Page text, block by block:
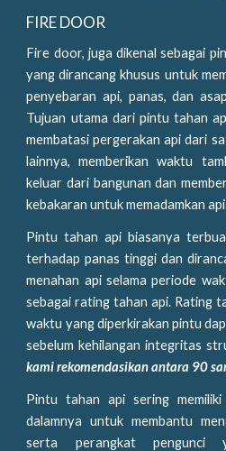
FIRE DOOR
Fire door, juga dikenal sebagai
yang dirancang khusus untuk
penyebaran api, panas, dan
Tujuan utama dari pintu tahan
membatasi pergerakan api dari
lainnya, memberikan waktu
keluar dari bangunan dan
kebakaran untuk memadamkan
Pintu tahan api biasanya
terhadap panas tinggi dan
menahan api selama periode
sebagai rating tahan api. Rating
waktu yang diperkirakan pintu
sebelum kehilangan integritas
kami rekomendasikan antara 90
Pintu tahan api sering
dalamnya untuk membantu
serta perangkat pengunci